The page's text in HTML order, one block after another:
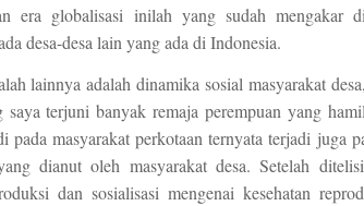
era globalisasi inilah yang sudah mengakar
desa-desa lain yang ada di Indonesia.
lainnya adalah dinamika sosial masyarakat
saya terjuni banyak remaja perempuan yang
pada masyarakat perkotaan ternyata terjadi juga
dianut oleh masyarakat desa. Setelah
dan sosialisasi mengenai kesehatan